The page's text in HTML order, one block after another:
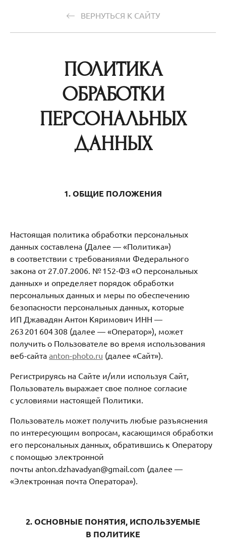
ВЕРНУТЬСЯ К САЙТУ
ПОЛИТИКА
ОБРАБОТКИ
ПЕРСОНАЛЬНЫХ
ДАННЫХ
1. ОБЩИЕ ПОЛОЖЕНИЯ
Настоящая политика обработки персональных
данных составлена (Далее — «Политика»)
в соответствии с требованиями Федерального
закона от 27.07.2006. № 152-ФЗ «О персональных
данных» и определяет порядок обработки
персональных данных и меры по обеспечению
безопасности персональных данных, которые
ИП Джавадян Антон Кяримович ИНН —
263 201 604 308 (далее — «Оператор»), может
получить о Пользователе во время использования
веб-сайта anton-photo.ru (далее «Сайт»).
Регистрируясь на Сайте и/или используя Сайт,
Пользователь выражает свое полное согласие
с условиями настоящей Политики.
Пользователь может получить любые разъяснения
по интересующим вопросам, касающимся обработки
его персональных данных, обратившись к Оператору
с помощью электронной
почты anton.dzhavadyan@gmail.com (далее —
«Электронная почта Оператора»).
2. ОСНОВНЫЕ ПОНЯТИЯ, ИСПОЛЬЗУЕМЫЕ
В ПОЛИТИКЕ